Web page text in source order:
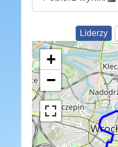
Liderzy
+
−